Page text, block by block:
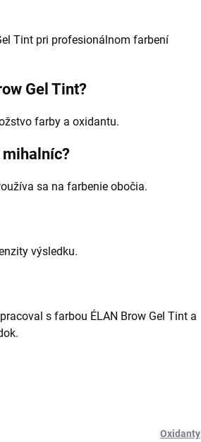
Tint pri profesionálnom farbení
Gel Tint?
farby a oxidantu.
mihalníc?
sa na farbenie obočia.
výsledku.
s farbou ÉLAN Brow Gel Tint a
Oxidanty